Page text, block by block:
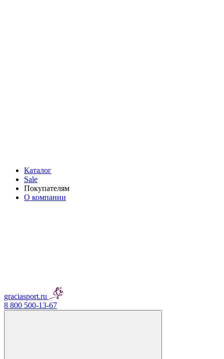
Каталог
Sale
Покупателям
О компании
graciasport.ru
8 800 500-13-67